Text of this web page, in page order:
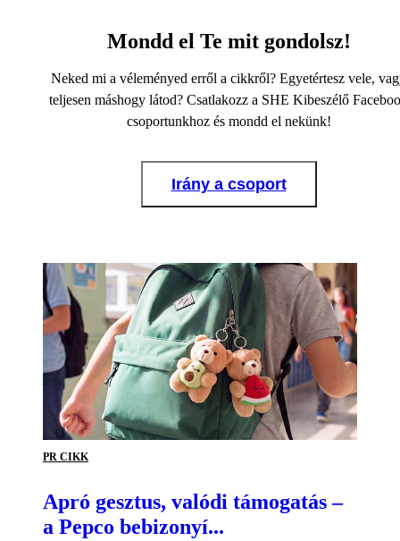
Mondd el Te mit gondolsz!
Neked mi a véleményed erről a cikkről? Egyetértesz vele,
teljesen máshogy látod? Csatlakozz a SHE Kibeszélő
csoportunkhoz és mondd el nekünk!
Irány a csoport
PR CIKK
Apró gesztus, valódi támogatás –
a Pepco bebizonyí...